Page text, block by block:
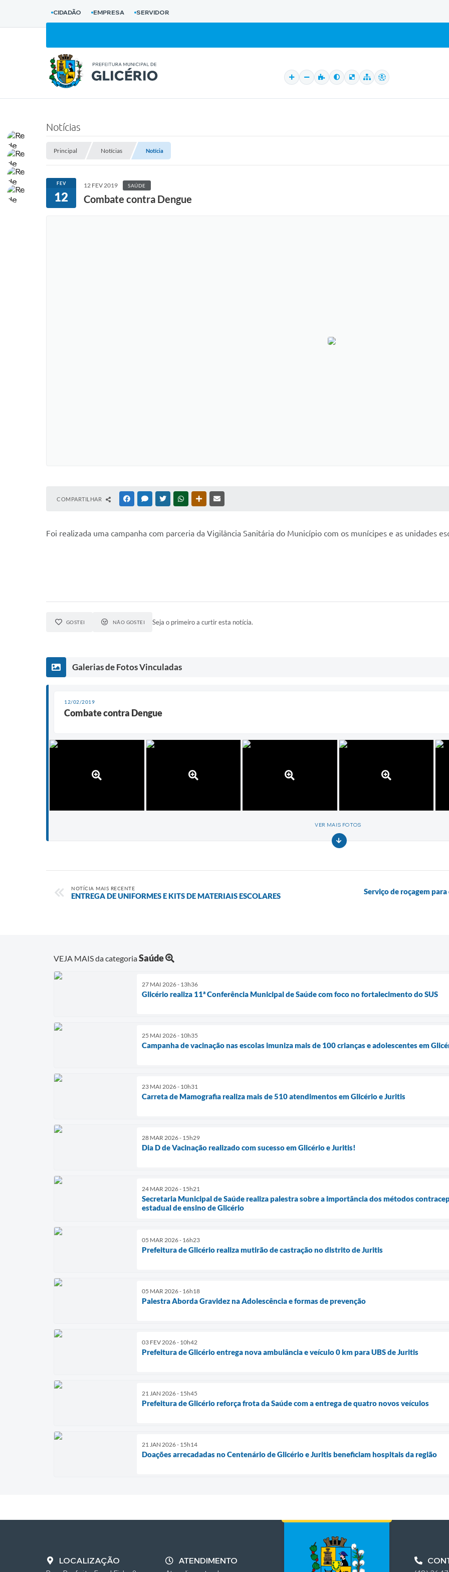
CIDADÃO EMPRESA SERVIDOR
Notícias
Principal Notícias Notícia
FEV
12
12 FEV 2019 SAÚDE
Combate contra Dengue
COMPARTILHAR FACEBOOKMESSENGER
TWITTERWHATSAPPOUTRAS MÍDIAS
Foi realizada uma campanha com parceria da Vigilância Sanitária do Município com os munícipes e as unidades
GOSTEI NÃO GOSTEI Seja o primeiro a curtir esta notícia.
Galerias de Fotos Vinculadas
12/02/2019
Combate contra Dengue
VER MAIS FOTOS
NOTÍCIA MAIS RECENTE
ENTREGA DE UNIFORMES E KITS DE MATERIAIS ESCOLARES
Serviço de roçagem
VEJA MAIS da categoriaSaúde
27 MAI 2026 - 13h36
Glicério realiza 11ª Conferência Municipal de Saúde com foco no fortalecimento do SUS
25 MAI 2026 - 10h35
Campanha de vacinação nas escolas imuniza mais de 100 crianças e adolescentes em
23 MAI 2026 - 10h31
Carreta de Mamografia realiza mais de 510 atendimentos em Glicério e Juritis
28 MAR 2026 - 15h29
Dia D de Vacinação realizado com sucesso em Glicério e Juritis!
24 MAR 2026 - 15h21
Secretaria Municipal de Saúde realiza palestra sobre a importância dos métodos
estadual de ensino de Glicério
05 MAR 2026 - 16h23
Prefeitura de Glicério realiza mutirão de castração no distrito de Juritis
05 MAR 2026 - 16h18
Palestra Aborda Gravidez na Adolescência e formas de prevenção
03 FEV 2026 - 10h42
Prefeitura de Glicério entrega nova ambulância e veículo 0 km para UBS de Juritis
21 JAN 2026 - 15h45
Prefeitura de Glicério reforça frota da Saúde com a entrega de quatro novos veículos
21 JAN 2026 - 15h14
Doações arrecadadas no Centenário de Glicério e Juritis beneficiam hospitais da região
LOCALIZAÇÃO ATENDIMENTO